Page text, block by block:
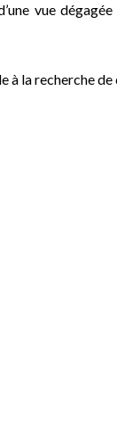
vue
à la recherche